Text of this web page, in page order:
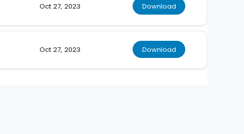
Oct 27, 2023 Download
Oct 27, 2023 Download